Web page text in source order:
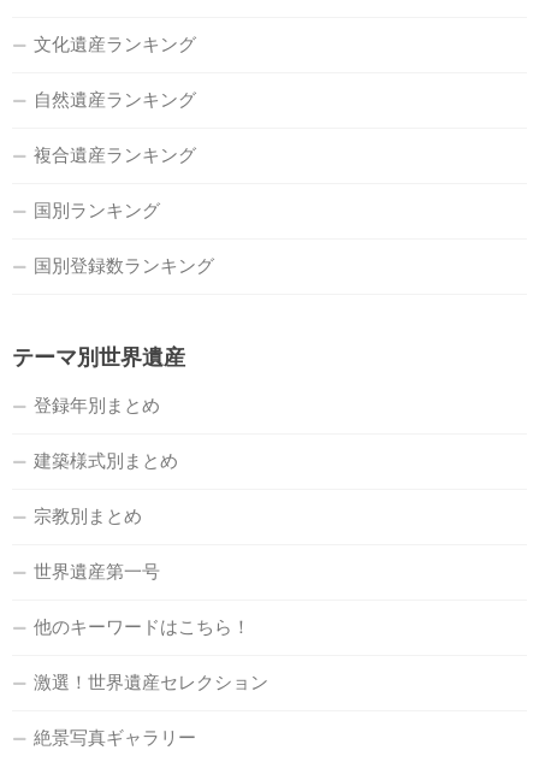
文化遺産ランキング
自然遺産ランキング
複合遺産ランキング
国別ランキング
国別登録数ランキング
テーマ別世界遺産
登録年別まとめ
建築様式別まとめ
宗教別まとめ
世界遺産第一号
他のキーワードはこちら！
激選！世界遺産セレクション
絶景写真ギャラリー